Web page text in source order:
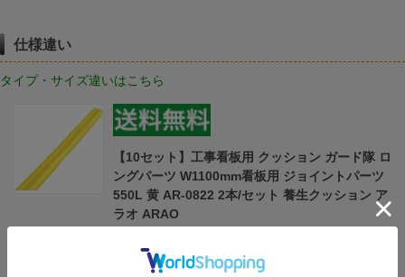
仕様違い
タイプ・サイズ違いはこちら
【10セット】工事看板用 クッション ガード隊 ロ
ングパーツ W1100mm看板用 ジョイントパーツ
550L 黄 AR-0822 2本/セット 養生クッション ア
ラオ ARAO